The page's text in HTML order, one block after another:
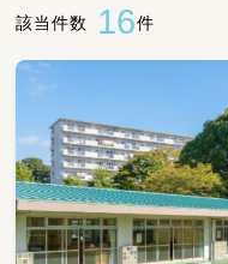
該当件数 16件